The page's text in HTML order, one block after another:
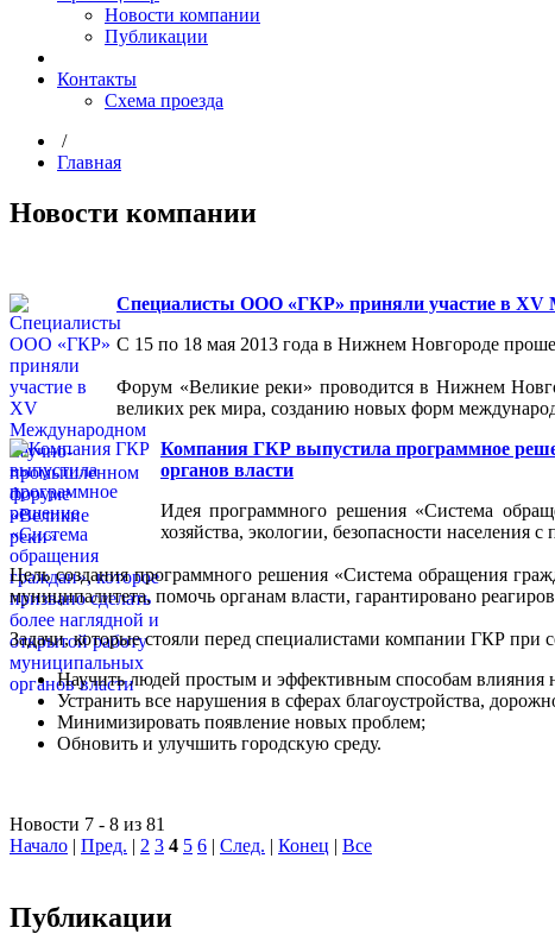
Новости компании
Публикации
Контакты
Схема проезда
/
Главная
Новости компании
Специалисты ООО «ГКР» приняли участие в XV
С 15 по 18 мая 2013 года в Нижнем Новгороде
Форум «Великие реки» проводится в Нижнем
великих рек мира, созданию новых форм
Компания ГКР выпустила программное
органов власти
Идея программного решения «Система
хозяйства, экологии, безопасности населения
Цель создания программного решения «Система обращения
муниципалитета, помочь органам власти, гарантировано
Задачи, которые стояли перед специалистами компании ГКР
Научить людей простым и эффективным способам влияния
Устранить все нарушения в сферах благоустройства,
Минимизировать появление новых проблем;
Обновить и улучшить городскую среду.
Новости 7 - 8 из 81
Начало | Пред. | 2 3 4 5 6 | След. | Конец | Все
Публикации